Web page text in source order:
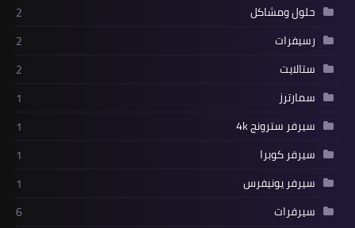
حلول ومشاكل
2
رسيفرات
2
ستالايت
2
سمارترز
1
سيرفر سترونج 4k
1
سيرفر كوبرا
1
سيرفر يونيفرس
1
سيرفرات
6